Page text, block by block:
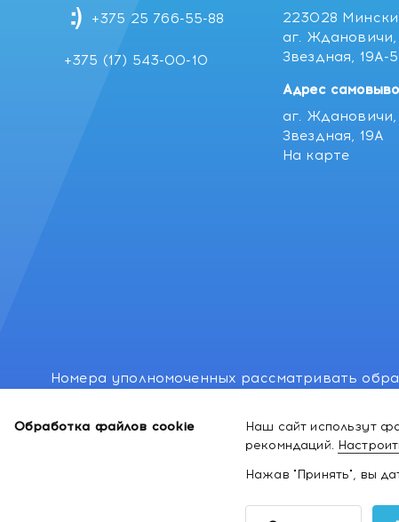
Обработка файлов cookie
Наш сайт использут
рекомндаций.
Нажав "Принять", вы
+375 25 766-55-88
+375 (17) 543-00-10
223028
аг. Ждановичи,
Звездная, 19А-5
Адрес
аг. Ждановичи,
Звездная, 19А
На карте
Номера уполномоченных рассматривать
Номер и адрес электронной почты лица,
законодательством о защите прав